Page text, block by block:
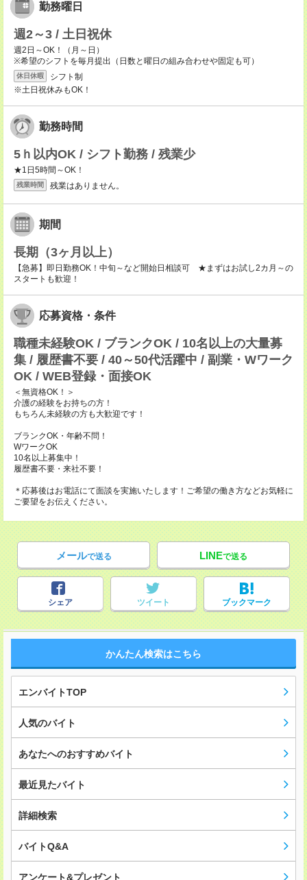
勤務曜日
週2～3 / 土日祝休
週2日～OK！（月～日）
※希望のシフトを毎月提出（日数と曜日の組み合わせや固定も可）
休日休暇
シフト制
※土日祝休みもOK！
勤務時間
5ｈ以内OK / シフト勤務 / 残業少
★1日5時間～OK！
残業時間 残業はありません。
期間
長期（3ヶ月以上）
【急募】即日勤務OK！中旬～など開始日相談可 ★まずはお試し2カ月～の
スタートも歓迎！
応募資格・条件
職種未経験OK / ブランクOK / 10名以上の大量募
集 / 履歴書不要 / 40～50代活躍中 / 副業・Wワーク
OK / WEB登録・面接OK
＜無資格OK！＞
介護の経験をお持ちの方！
もちろん未経験の方も大歓迎です！
ブランクOK・年齢不問！
WワークOK
10名以上募集中！
履歴書不要・来社不要！
＊応募後はお電話にて面談を実施いたします！ご希望の働き方などお気軽に
ご要望をお伝えください。
メールで送る LINEで送る
シェア ツイート ブックマーク
かんたん検索はこちら
エンバイトTOP
人気のバイト
あなたへのおすすめバイト
最近見たバイト
詳細検索
バイトQ&A
アンケート&プレゼント